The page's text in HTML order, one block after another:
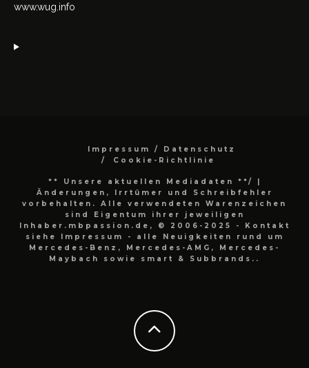
www.wug.info
Impressum / Datenschutz
Cookie-Richtlinie
** Unsere aktuellen Mediadaten **/
|
Änderungen, Irrtümer und Schreibfehler
vorbehalten. Alle verwendeten Warenzeichen
sind Eigentum ihrer jeweiligen
Inhaber.mbpassion.de, © 2006-2025 - Kontakt
siehe Impressum - alle Neuigkeiten rund um
Mercedes-Benz, Mercedes-AMG, Mercedes-
Maybach sowie smart & Subbrands..